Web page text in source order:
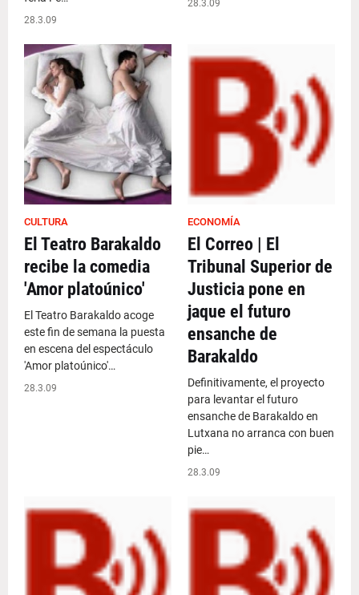
28.3.09
28.3.09
CULTURA
El Teatro Barakaldo
recibe la comedia
'Amor platoúnico'
El Teatro Barakaldo acoge
este fin de semana la puesta
en escena del espectáculo
'Amor platoúnico'…
28.3.09
ECONOMÍA
El Correo | El
Tribunal Superior de
Justicia pone en
jaque el futuro
ensanche de
Barakaldo
Definitivamente, el proyecto
para levantar el futuro
ensanche de Barakaldo en
Lutxana no arranca con buen
pie…
28.3.09